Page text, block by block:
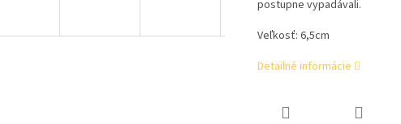
postupne vypadávali.
Veľkosť: 6,5cm
Detailné informácie